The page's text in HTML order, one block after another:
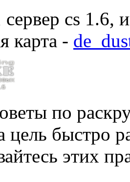
сервер cs 1.6,
карта -
по
цель быстро
этих